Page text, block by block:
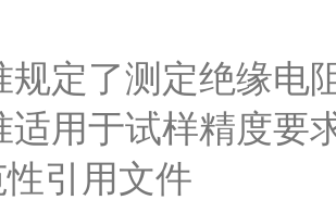
规定了测定绝缘电
适用于试样精度要
引用文件